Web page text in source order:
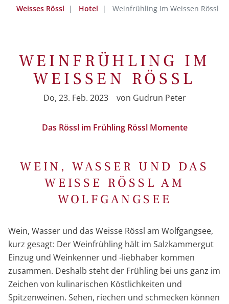
Weisses Rössl Hotel Weinfrühling Im Weissen Rössl
WEINFRÜHLING IM
WEISSEN RÖSSL
Do, 23. Feb. 2023 von Gudrun Peter
Das Rössl im Frühling Rössl Momente
WEIN, WASSER UND DAS
WEISSE RÖSSL AM
WOLFGANGSEE
Wein, Wasser und das Weisse Rössl am Wolfgangsee,
kurz gesagt: Der Weinfrühling hält im Salzkammergut
Einzug und Weinkenner und -liebhaber kommen
zusammen. Deshalb steht der Frühling bei uns ganz im
Zeichen von kulinarischen Köstlichkeiten und
Spitzenweinen. Sehen, riechen und schmecken können